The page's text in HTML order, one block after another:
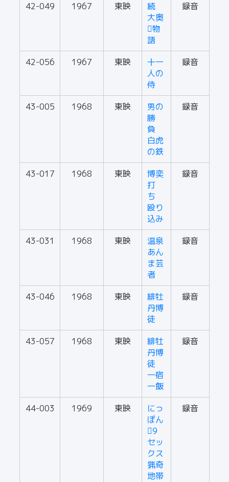
42-049 1967 東映
続
大奥
物
語
録音
42-056 1967 東映
十一
人の
侍
録音
43-005 1968 東映
男の
勝
負
白虎
の鉄
録音
43-017 1968 東映
博奕
打
ち
殴り
込み
録音
43-031 1968 東映
温泉
あん
ま芸
者
録音
43-046 1968 東映
緋牡
丹博
徒
録音
43-057 1968 東映
緋牡
丹博
徒
一宿
一飯
録音
44-003 1969 東映
にっ
ぽん
9
セッ
クス
猟奇
地帯
録音